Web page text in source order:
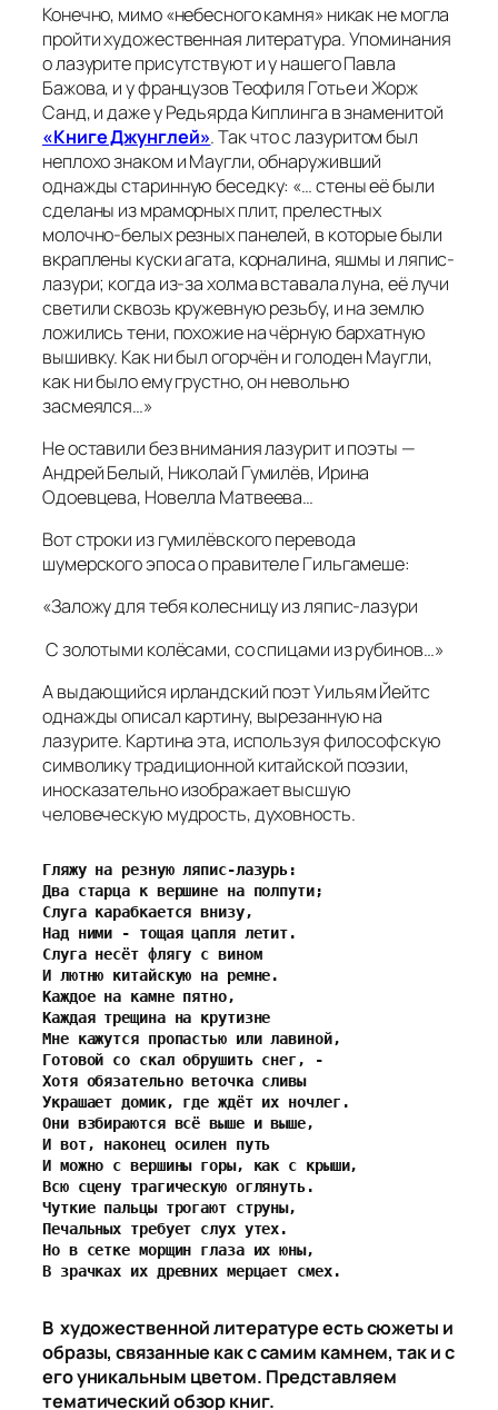
Конечно, мимо «небесного камня» никак не могла
пройти художественная литература. Упоминания
о лазурите присутствуют и у нашего Павла
Бажова, и у французов Теофиля Готье и Жорж
Санд, и даже у Редьярда Киплинга в знаменитой
«Книге Джунглей». Так что с лазуритом был
неплохо знаком и Маугли, обнаруживший
однажды старинную беседку: «… стены её были
сделаны из мраморных плит, прелестных
молочно-белых резных панелей, в которые были
вкраплены куски агата, корналина, яшмы и ляпис-
лазури; когда из-за холма вставала луна, её лучи
светили сквозь кружевную резьбу, и на землю
ложились тени, похожие на чёрную бархатную
вышивку. Как ни был огорчён и голоден Маугли,
как ни было ему грустно, он невольно
засмеялся…»
Не оставили без внимания лазурит и поэты —
Андрей Белый, Николай Гумилёв, Ирина
Одоевцева, Новелла Матвеева…
Вот строки из гумилёвского перевода
шумерского эпоса о правителе Гильгамеше:
«Заложу для тебя колесницу из ляпис-лазури
С золотыми колёсами, со спицами из рубинов…»
А выдающийся ирландский поэт Уильям Йейтс
однажды описал картину, вырезанную на
лазурите. Картина эта, используя философскую
символику традиционной китайской поэзии,
иносказательно изображает высшую
человеческую мудрость, духовность.
Гляжу на резную ляпис-лазурь:
Два старца к вершине на полпути;
Слуга карабкается внизу,
Над ними - тощая цапля летит.
Слуга несёт флягу с вином
И лютню китайскую на ремне.
Каждое на камне пятно,
Каждая трещина на крутизне
Мне кажутся пропастью или лавиной,
Готовой со скал обрушить снег, -
Хотя обязательно веточка сливы
Украшает домик, где ждёт их ночлег.
Они взбираются всё выше и выше,
И вот, наконец осилен путь
И можно с вершины горы, как с крыши,
Всю сцену трагическую оглянуть.
Чуткие пальцы трогают струны,
Печальных требует слух утех.
Но в сетке морщин глаза их юны,
В зрачках их древних мерцает смех.
В художественной литературе есть сюжеты и
образы, связанные как с самим камнем, так и с
его уникальным цветом. Представляем
тематический обзор книг.